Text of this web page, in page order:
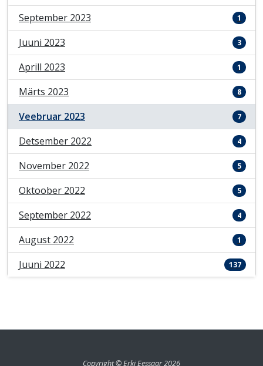
September 2023 1
Juuni 2023 3
Aprill 2023 1
Märts 2023 8
Veebruar 2023 7
Detsember 2022 4
November 2022 5
Oktoober 2022 5
September 2022 4
August 2022 1
Juuni 2022 137
Copyright © Erki Eessaar 2026